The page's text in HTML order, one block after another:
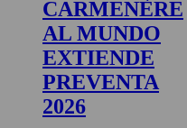
CARMENÈRE
AL MUNDO
EXTIENDE
PREVENTA
2026